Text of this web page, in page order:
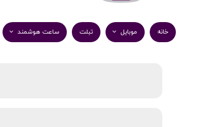
خانه
موبایل تبلت ساعت هوشمند